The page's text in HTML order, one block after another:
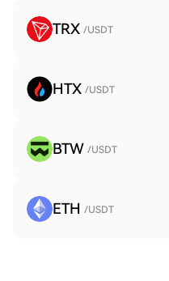
TRX /USDT
HTX /USDT
BTW /USDT
ETH /USDT